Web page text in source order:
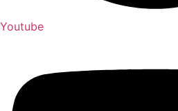
Youtube